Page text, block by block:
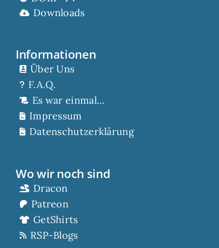
Downloads
Informationen
Über Uns
F.A.Q.
Es war einmal…
Impressum
Datenschutzerklärung
Wo wir noch sind
Dracon
Patreon
GetShirts
RSP-Blogs